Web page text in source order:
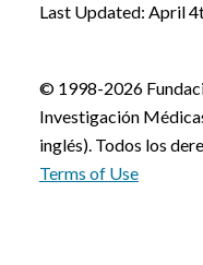
Last Updated: April
© 1998-2026
Investigación
inglés). Todos los
Terms of Use